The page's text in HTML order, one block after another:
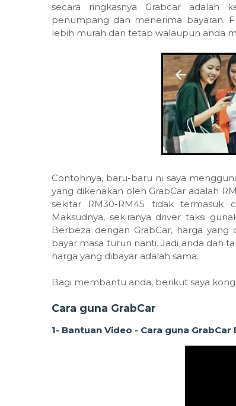
secara ringkasnya Grabcar adalah
penumpang dan menerima bayaran.
lebih murah dan tetap walaupun anda
Contohnya, baru-baru ni saya
yang dikenakan oleh GrabCar adalah
sekitar RM30-RM45 tidak
Maksudnya, sekiranya driver taksi
Berbeza dengan GrabCar, harga
bayar masa turun nanti. Jadi anda dah
harga yang dibayar adalah sama.
Bagi membantu anda, berikut saya
Cara guna GrabCar
1- Bantuan Video - Cara guna GrabCar